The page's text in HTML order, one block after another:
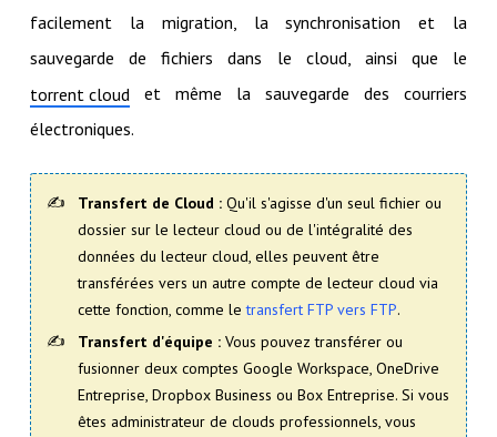
facilement la migration, la synchronisation et la
sauvegarde de fichiers dans le cloud, ainsi que le
torrent cloud et même la sauvegarde des courriers
électroniques.
Transfert de Cloud : Qu'il s'agisse d'un seul fichier ou
dossier sur le lecteur cloud ou de l'intégralité des
données du lecteur cloud, elles peuvent être
transférées vers un autre compte de lecteur cloud via
cette fonction, comme letransfert FTP vers FTP.
Transfert d'équipe :Vous pouvez transférer ou
fusionner deux comptes Google Workspace, OneDrive
Entreprise, Dropbox Business ou Box Entreprise. Si vous
êtes administrateur de clouds professionnels, vous